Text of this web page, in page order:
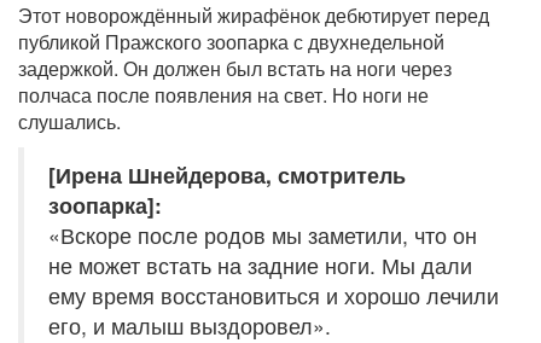
Этот новорождённый жирафёнок дебютирует перед
публикой Пражского зоопарка с двухнедельной
задержкой. Он должен был встать на ноги через
полчаса после появления на свет. Но ноги не
слушались.
[Ирена Шнейдерова, смотритель
зоопарка]:
«Вскоре после родов мы заметили, что он
не может встать на задние ноги. Мы дали
ему время восстановиться и хорошо лечили
его, и малыш выздоровел».